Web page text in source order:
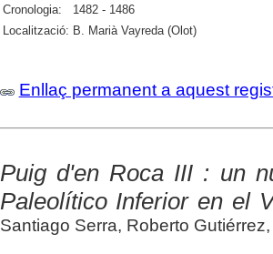
Cronologia:
1482 - 1486
Localització: B. Marià Vayreda (Olot)
Enllaç permanent a aquest
Puig d'en Roca III : un
Paleolítico Inferior en el
Santiago Serra, Roberto